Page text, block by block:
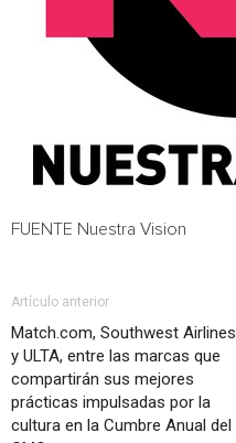
FUENTE Nuestra Vision
Artículo anterior
Match.com, Southwest Airlines
y ULTA, entre las marcas que
compartirán sus mejores
prácticas impulsadas por la
cultura en la Cumbre Anual del